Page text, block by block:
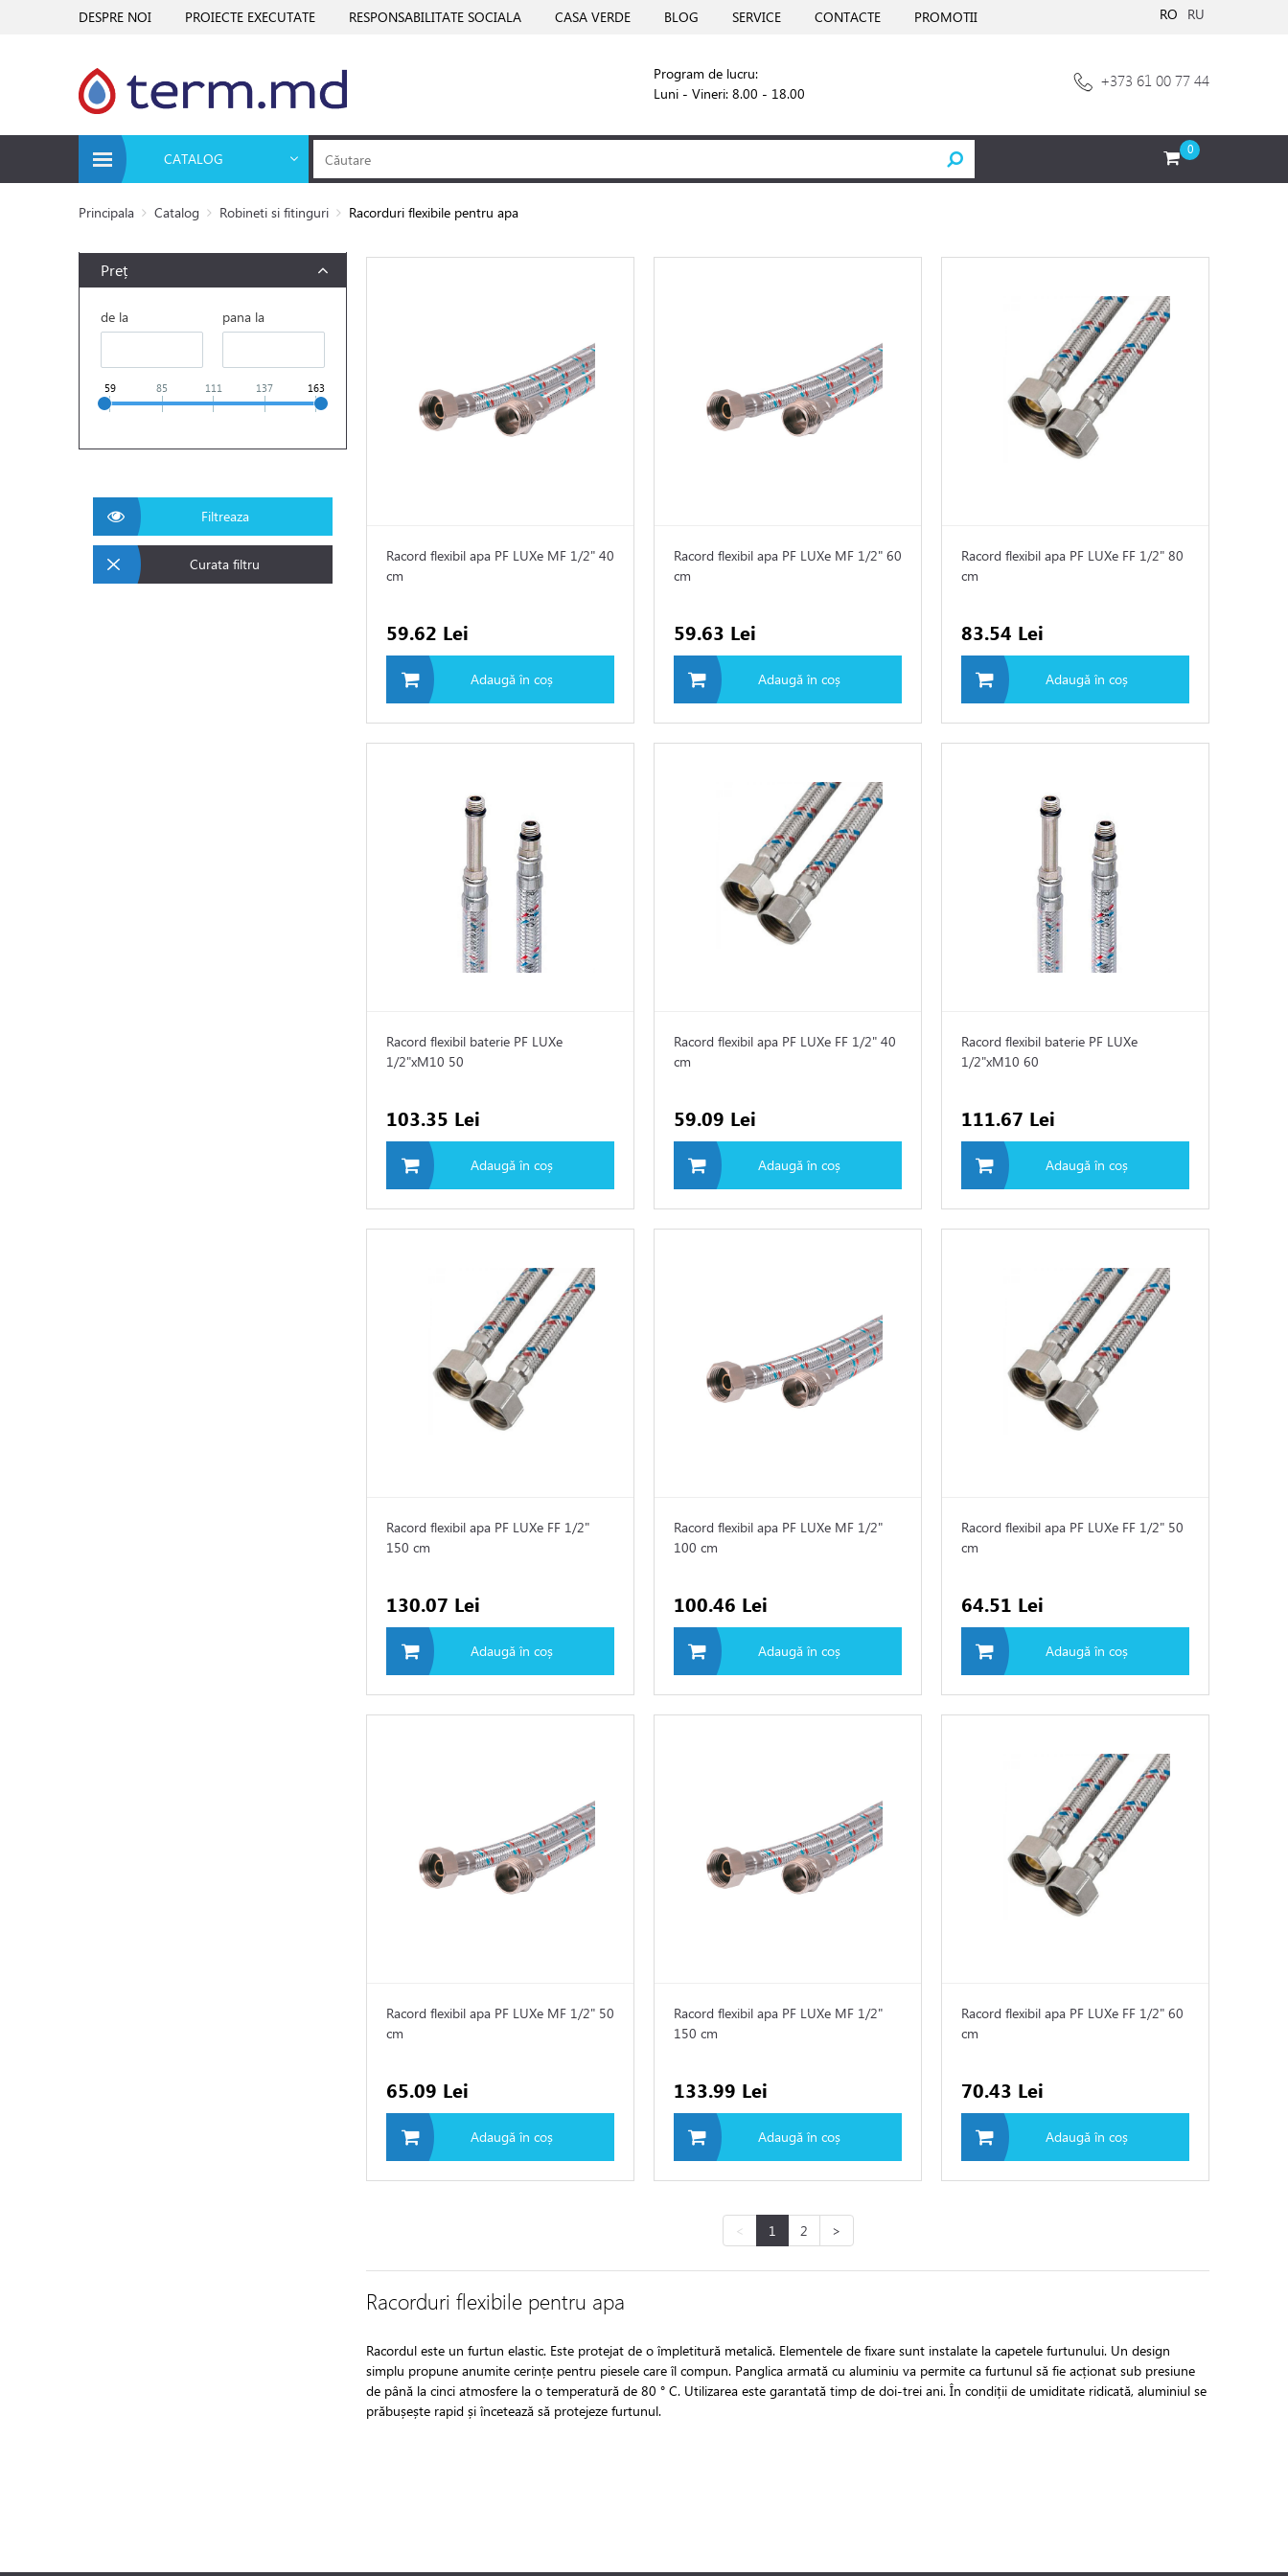
DESPRE NOI PROIECTE EXECUTATE RESPONSABILITATE SOCIALA CASA VERDE BLOG SERVICE CONTACTE PROMOTII RO RU
Program de lucru:
Luni - Vineri: 8.00 - 18.00
+373 61 00 77 44
CATALOG
0
Principala Catalog Robineti si fitinguri Racorduri flexibile pentru apa
Preț
de la pana la
59 85 111 137 163
Filtreaza
Curata filtru
Racord flexibil apa PF LUXe MF 1/2" 40
cm
59.62 Lei
Adaugă în coș
Racord flexibil apa PF LUXe MF 1/2" 60
cm
59.63 Lei
Adaugă în coș
Racord flexibil apa PF LUXe FF 1/2" 80
cm
83.54 Lei
Adaugă în coș
Racord flexibil baterie PF LUXe
1/2"xM10 50
103.35 Lei
Adaugă în coș
Racord flexibil apa PF LUXe FF 1/2" 40
cm
59.09 Lei
Adaugă în coș
Racord flexibil baterie PF LUXe
1/2"xM10 60
111.67 Lei
Adaugă în coș
Racord flexibil apa PF LUXe FF 1/2"
150 cm
130.07 Lei
Adaugă în coș
Racord flexibil apa PF LUXe MF 1/2"
100 cm
100.46 Lei
Adaugă în coș
Racord flexibil apa PF LUXe FF 1/2" 50
cm
64.51 Lei
Adaugă în coș
Racord flexibil apa PF LUXe MF 1/2" 50
cm
65.09 Lei
Adaugă în coș
Racord flexibil apa PF LUXe MF 1/2"
150 cm
133.99 Lei
Adaugă în coș
Racord flexibil apa PF LUXe FF 1/2" 60
cm
70.43 Lei
Adaugă în coș
< 1 2 >
Racorduri flexibile pentru apa
Racordul este un furtun elastic. Este protejat de o împletitură metalică. Elementele de fixare sunt instalate la capetele furtunului. Un design
simplu propune anumite cerințe pentru piesele care îl compun. Panglica armată cu aluminiu va permite ca furtunul să fie acționat sub presiune
de până la cinci atmosfere la o temperatură de 80 ° C. Utilizarea este garantată timp de doi-trei ani. În condiții de umiditate ridicată, aluminiul se
prăbușește rapid și încetează să protejeze furtunul.